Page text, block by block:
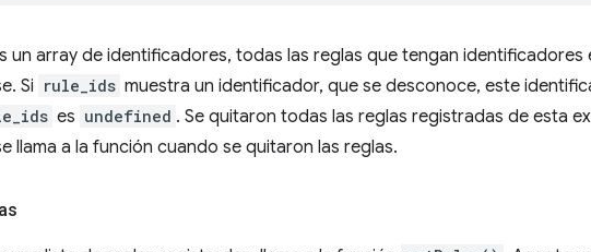
un array de identificadores, todas las reglas que tengan identificadores
Si rule_ids muestra un identificador, que se desconoce, este
es undefined . Se quitaron todas las reglas registradas de esta
llama a la función cuando se quitaron las reglas.